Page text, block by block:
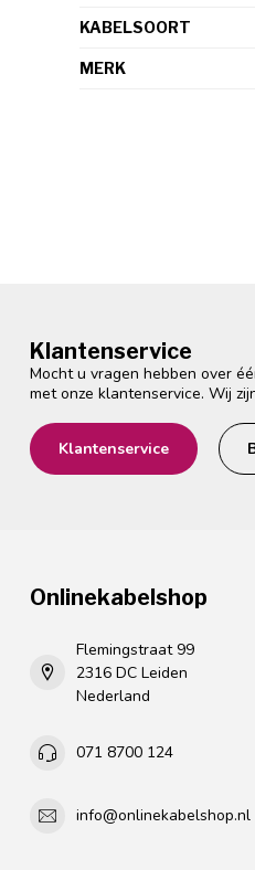
KABELSOORT
MERK
Klantenservice
Mocht u vragen hebben over
met onze klantenservice. Wij
Klantenservice
Onlinekabelshop
Flemingstraat 99
2316 DC Leiden
Nederland
071 8700 124
info@onlinekabelshop.nl